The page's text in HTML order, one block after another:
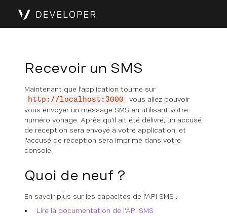
Recevoir un SMS
Maintenant que l'application tourne sur
http://localhost:3000
vous allez pouvoir
vous envoyer un message SMS en utilisant votre
numéro vonage. Après qu'il ait été délivré, un accusé
de réception sera envoyé à votre application, et
l'accusé de réception sera imprimé dans votre
console.
Quoi de neuf ?
En savoir plus sur les capacités de l'API SMS :
Lire la documentation de l'API SMS